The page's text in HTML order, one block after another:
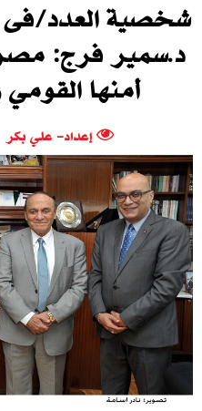
شخصية العدد/فى
‬د.سمير فرج:
أمنها
إعداد- علي بكر